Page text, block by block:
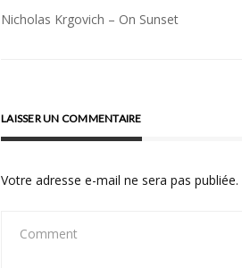
Navigation
Nicholas Krgovich – On Sunset
LAISSER UN COMMENTAIRE
Votre adresse e-mail ne sera pas publiée.